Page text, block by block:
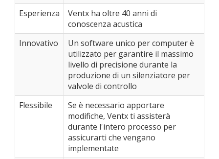
Esperienza
Ventx ha oltre 40 anni di
conoscenza acustica
Innovativo
Un software unico per computer è
utilizzato per garantire il massimo
livello di precisione durante la
produzione di un silenziatore per
valvole di controllo
Flessibile
Se è necessario apportare
modifiche, Ventx ti assisterà
durante l'intero processo per
assicurarti che vengano
implementate